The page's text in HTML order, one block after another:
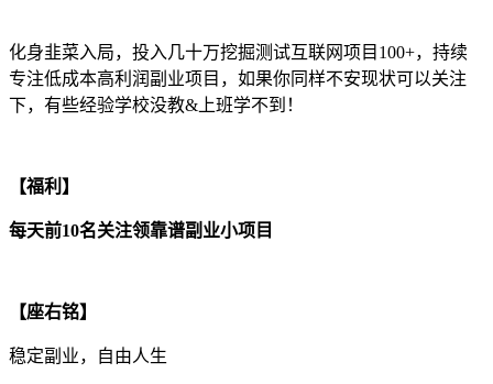
化身韭菜入局，投入几十万挖掘测试互联网项目100+，持续
专注低成本高利润副业项目，如果你同样不安现状可以关注
下，有些经验学校没教&上班学不到！
【福利】
每天前10名关注领靠谱副业小项目
【座右铭】
稳定副业，自由人生